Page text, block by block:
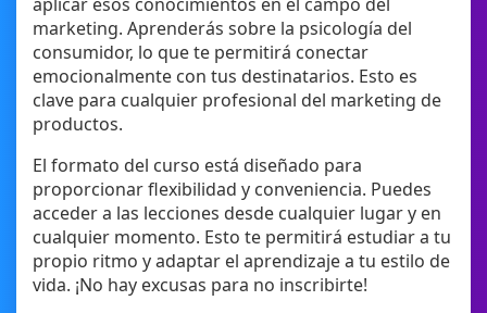
marketing. Aprenderás sobre la psicología del
consumidor, lo que te permitirá conectar
emocionalmente con tus destinatarios. Esto es
clave para cualquier profesional del marketing de
productos.
El formato del curso está diseñado para
proporcionar flexibilidad y conveniencia. Puedes
acceder a las lecciones desde cualquier lugar y en
cualquier momento. Esto te permitirá estudiar a tu
propio ritmo y adaptar el aprendizaje a tu estilo de
vida. ¡No hay excusas para no inscribirte!